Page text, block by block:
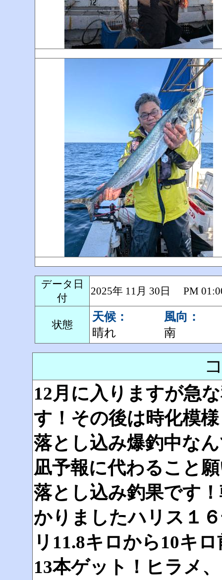
データ日
付
2025年 11月 30日 PM
状態
天候：
晴れ
風向：
南
12月に入りますが急
す！その後は時化模
落とし込み爆釣中な
凪予報に代わること
落とし込み釣果です
かりましたハリス１
リ11.8キロから10キ
13本ゲット！ヒラメ